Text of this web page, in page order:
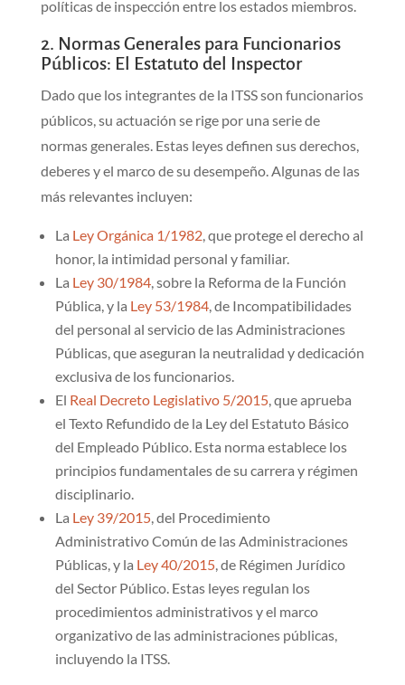
políticas de inspección entre los estados miembros.
2. Normas Generales para Funcionarios
Públicos: El Estatuto del Inspector
Dado que los integrantes de la ITSS son funcionarios
públicos, su actuación se rige por una serie de
normas generales. Estas leyes definen sus derechos,
deberes y el marco de su desempeño. Algunas de las
más relevantes incluyen:
La Ley Orgánica 1/1982, que protege el derecho al
honor, la intimidad personal y familiar.
La Ley 30/1984, sobre la Reforma de la Función
Pública, y la Ley 53/1984, de Incompatibilidades
del personal al servicio de las Administraciones
Públicas, que aseguran la neutralidad y dedicación
exclusiva de los funcionarios.
El Real Decreto Legislativo 5/2015, que aprueba
el Texto Refundido de la Ley del Estatuto Básico
del Empleado Público. Esta norma establece los
principios fundamentales de su carrera y régimen
disciplinario.
La Ley 39/2015, del Procedimiento
Administrativo Común de las Administraciones
Públicas, y la Ley 40/2015, de Régimen Jurídico
del Sector Público. Estas leyes regulan los
procedimientos administrativos y el marco
organizativo de las administraciones públicas,
incluyendo la ITSS.